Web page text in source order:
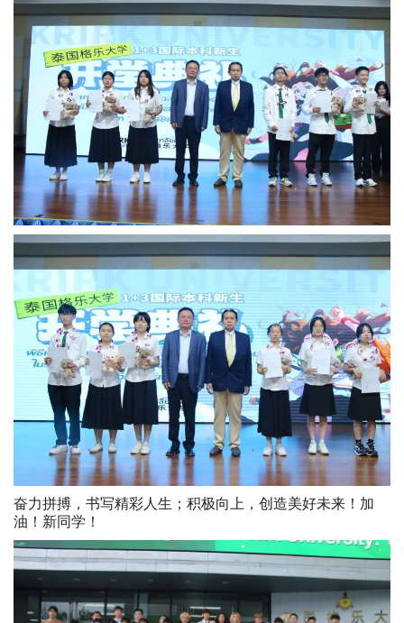
奋力拼搏，书写精彩人生；积极向上，创造美好未来！加
油！新同学！